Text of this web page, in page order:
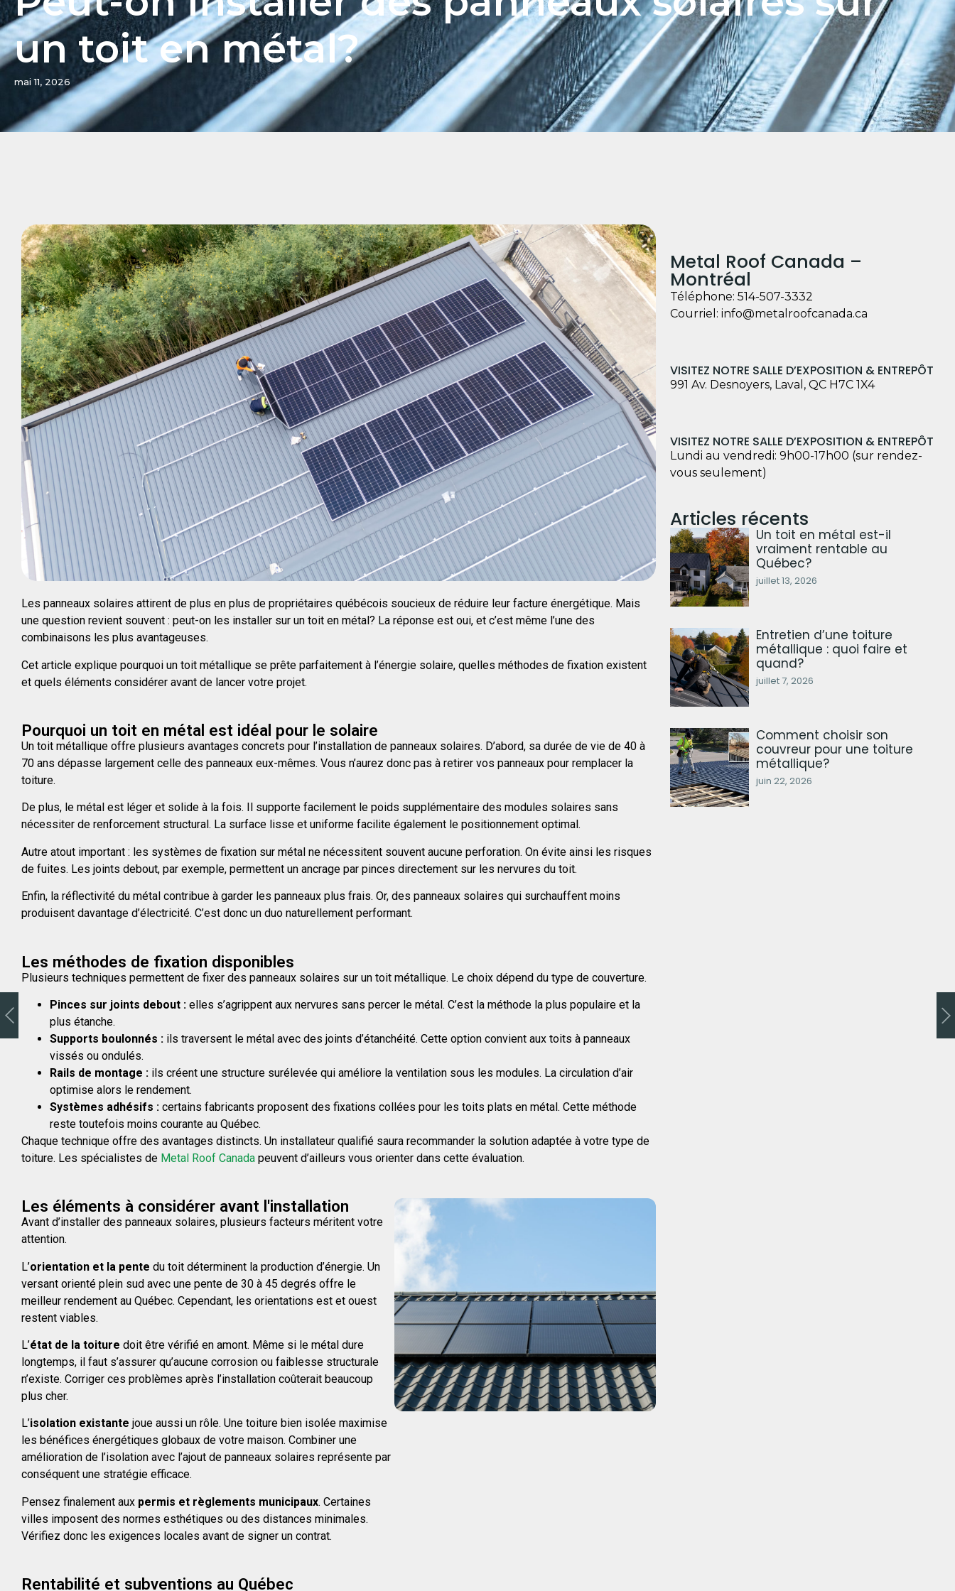
un toit en métal?
mai 11, 2026
Les panneaux solaires attirent de plus en plus de propriétaires québécois soucieux de réduire leur facture énergétique. Mais
une question revient souvent : peut-on les installer sur un toit en métal? La réponse est oui, et c’est même l’une des
combinaisons les plus avantageuses.
Cet article explique pourquoi un toit métallique se prête parfaitement à l’énergie solaire, quelles méthodes de fixation existent
et quels éléments considérer avant de lancer votre projet.
Pourquoi un toit en métal est idéal pour le solaire
Un toit métallique offre plusieurs avantages concrets pour l’installation de panneaux solaires. D’abord, sa durée de vie de 40 à
70 ans dépasse largement celle des panneaux eux-mêmes. Vous n’aurez donc pas à retirer vos panneaux pour remplacer la
toiture.
De plus, le métal est léger et solide à la fois. Il supporte facilement le poids supplémentaire des modules solaires sans
nécessiter de renforcement structural. La surface lisse et uniforme facilite également le positionnement optimal.
Autre atout important : les systèmes de fixation sur métal ne nécessitent souvent aucune perforation. On évite ainsi les risques
de fuites. Les joints debout, par exemple, permettent un ancrage par pinces directement sur les nervures du toit.
Enfin, la réflectivité du métal contribue à garder les panneaux plus frais. Or, des panneaux solaires qui surchauffent moins
produisent davantage d’électricité. C’est donc un duo naturellement performant.
Les méthodes de fixation disponibles
Plusieurs techniques permettent de fixer des panneaux solaires sur un toit métallique. Le choix dépend du type de couverture.
Pinces sur joints debout : elles s’agrippent aux nervures sans percer le métal. C’est la méthode la plus populaire et la
plus étanche.
Supports boulonnés : ils traversent le métal avec des joints d’étanchéité. Cette option convient aux toits à panneaux
vissés ou ondulés.
Rails de montage : ils créent une structure surélevée qui améliore la ventilation sous les modules. La circulation d’air
optimise alors le rendement.
Systèmes adhésifs : certains fabricants proposent des fixations collées pour les toits plats en métal. Cette méthode
reste toutefois moins courante au Québec.
Chaque technique offre des avantages distincts. Un installateur qualifié saura recommander la solution adaptée à votre type de
toiture. Les spécialistes de Metal Roof Canada peuvent d’ailleurs vous orienter dans cette évaluation.
Les éléments à considérer avant l'installation
Avant d’installer des panneaux solaires, plusieurs facteurs méritent votre
attention.
L’orientation et la pente du toit déterminent la production d’énergie. Un
versant orienté plein sud avec une pente de 30 à 45 degrés offre le
meilleur rendement au Québec. Cependant, les orientations est et ouest
restent viables.
L’état de la toiture doit être vérifié en amont. Même si le métal dure
longtemps, il faut s’assurer qu’aucune corrosion ou faiblesse structurale
n’existe. Corriger ces problèmes après l’installation coûterait beaucoup
plus cher.
L’isolation existante joue aussi un rôle. Une toiture bien isolée maximise
les bénéfices énergétiques globaux de votre maison. Combiner une
amélioration de l’isolation avec l’ajout de panneaux solaires représente par
conséquent une stratégie efficace.
Pensez finalement aux permis et règlements municipaux. Certaines
villes imposent des normes esthétiques ou des distances minimales.
Vérifiez donc les exigences locales avant de signer un contrat.
Rentabilité et subventions au Québec
Metal Roof Canada –
Montréal
Téléphone: 514-507-3332
Courriel: info@metalroofcanada.ca
VISITEZ NOTRE SALLE D’EXPOSITION & ENTREPÔT
991 Av. Desnoyers, Laval, QC H7C 1X4
VISITEZ NOTRE SALLE D’EXPOSITION & ENTREPÔT
Lundi au vendredi: 9h00-17h00 (sur rendez-
vous seulement)
Articles récents
Un toit en métal est-il
vraiment rentable au
Québec?
juillet 13, 2026
Entretien d’une toiture
métallique : quoi faire et
quand?
juillet 7, 2026
Comment choisir son
couvreur pour une toiture
métallique?
juin 22, 2026